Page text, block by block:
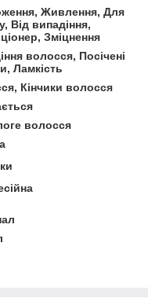
Живлення, Для
Від випадіння,
Зміцнення
волосся, Посічені
Ламкість
Кінчики волосся
волосся